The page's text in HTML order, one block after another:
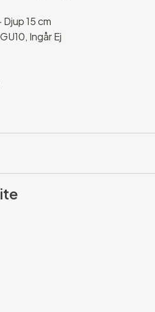
15 cm
Ingår Ej